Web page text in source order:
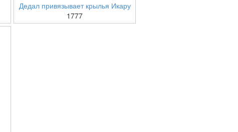
Дедал привязывает крылья Икару
1777